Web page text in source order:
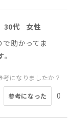
30代
女性
助かってま
考になりましたか？
参考になった 0